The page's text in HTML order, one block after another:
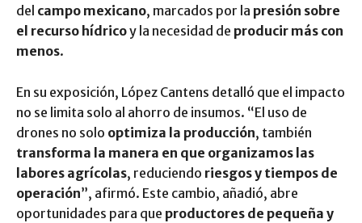
del campo mexicano, marcados por la presión sobre
el recurso hídricoy la necesidad de producir más con
menos.
En su exposición, López Cantens detalló que el impacto
no se limita solo al ahorro de insumos. “El uso de
drones no solo optimiza la producción, también
transforma la manera en que organizamos las
labores agrícolas, reduciendo riesgos y tiempos de
operación”, afirmó. Este cambio, añadió, abre
oportunidades para que productores de pequeña y